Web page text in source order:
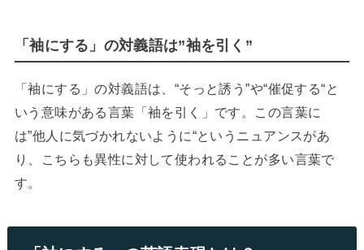
「袖にする」の対義語は”袖を引く”
「袖にする」の対義語は、“そっと誘う”や“催促する“と
いう意味がある言葉「袖を引く」です。この言葉に
は”他人に気づかれないように“というニュアンスがあ
り、こちらも異性に対して使われることが多い言葉で
す。